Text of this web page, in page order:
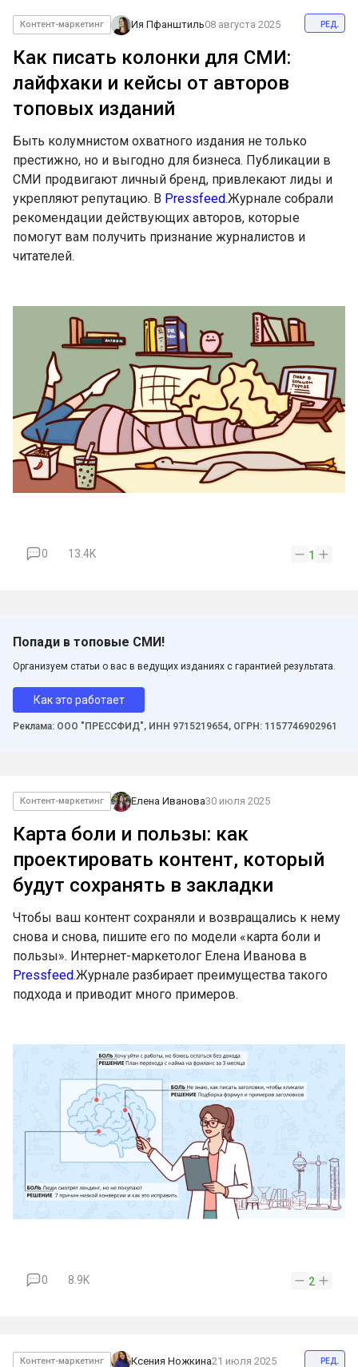
Контент-маркетинг Ия Пфанштиль08 августа 2025 ред.
Как писать колонки для СМИ:
лайфхаки и кейсы от авторов
топовых изданий
Быть колумнистом охватного издания не только
престижно, но и выгодно для бизнеса. Публикации в
СМИ продвигают личный бренд, привлекают лиды и
укрепляют репутацию. В Pressfeed.Журнале собрали
рекомендации действующих авторов, которые
помогут вам получить признание журналистов и
читателей.
0 13.4K 1
Попади в топовые СМИ!
Организуем статьи о вас в ведущих изданиях с гарантией результата.
Как это работает
Реклама: ООО "ПРЕССФИД", ИНН 9715219654, ОГРН: 1157746902961
Контент-маркетинг Елена Иванова30 июля 2025
Карта боли и пользы: как
проектировать контент, который
будут сохранять в закладки
Чтобы ваш контент сохраняли и возвращались к нему
снова и снова, пишите его по модели «карта боли и
пользы». Интернет-маркетолог Елена Иванова в
Pressfeed.Журнале разбирает преимущества такого
подхода и приводит много примеров.
0 8.9K 2
Контент-маркетинг Ксения Ножкина21 июля 2025 ред.